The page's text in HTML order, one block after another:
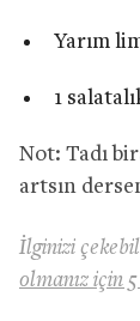
Yarım
1
Not: Tadı
artsın
İlginizi
olmanız için